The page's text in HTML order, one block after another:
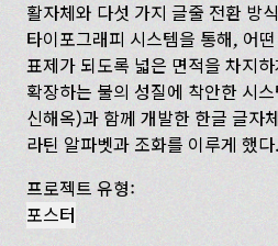
활자체와 다섯 가지 글줄 전환 방
타이포그래피 시스템을 통해, 어
표제가 되도록 넓은 면적을 차지
확장하는 불의 성질에 착안한 시
신해옥)과 함께 개발한 한글 글자
라틴 알파벳과 조화를 이루게 했다.
프로젝트 유형:
포스터